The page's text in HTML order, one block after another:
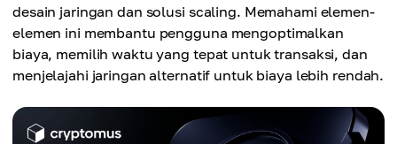
desain jaringan dan solusi scaling. Memahami elemen-
elemen ini membantu pengguna mengoptimalkan
biaya, memilih waktu yang tepat untuk transaksi, dan
menjelajahi jaringan alternatif untuk biaya lebih rendah.